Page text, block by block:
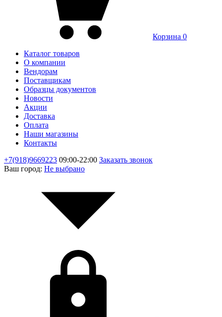
Корзина 0
Каталог товаров
О компании
Вендорам
Поставщикам
Образцы документов
Новости
Акции
Доставка
Оплата
Наши магазины
Контакты
+7(918)9669223 09:00-22:00 Заказать звонок
Ваш город: Не выбрано